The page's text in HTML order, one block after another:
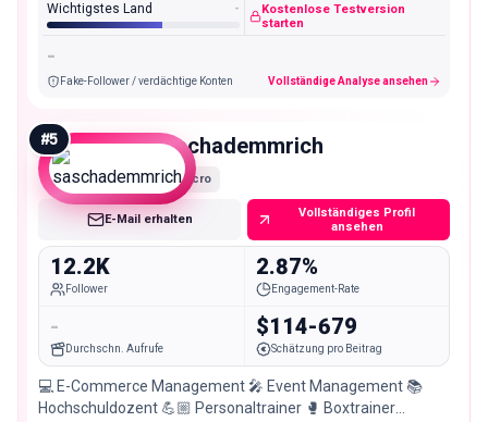
Wichtigstes Land -
Kostenlose Testversion
starten
-
Fake-Follower / verdächtige Konten Vollständige Analyse ansehen
#5 saschademmrich
Micro
E-Mail erhalten
Vollständiges Profil
ansehen
12.2K
Follower
2.87%
Engagement-Rate
-
Durchschn. Aufrufe
$114-679
Schätzung pro Beitrag
💻 E-Commerce Management 🎤 Event Management 📚
Hochschuldozent 💪🏼 Personaltrainer 🥊 Boxtrainer